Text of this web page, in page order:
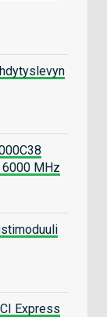
6000 MHz
Express